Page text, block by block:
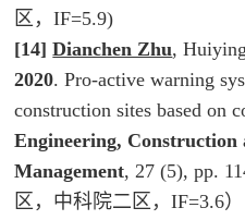
区，IF=5.9)
[14] Dianchen Zhu,
2020. Pro-active warning
construction sites based on
Engineering,
Management, 27 (5), pp.
区，中科院二区，IF=3.6）